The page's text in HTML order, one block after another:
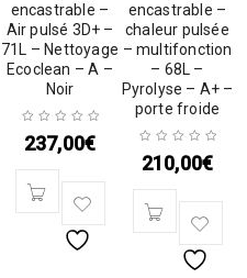
encastrable –
Air pulsé 3D+ –
71L – Nettoyage
Ecoclean – A –
Noir
237,00€
encastrable –
chaleur pulsée
– multifonction
– 68L –
Pyrolyse – A+ –
porte froide
210,00€